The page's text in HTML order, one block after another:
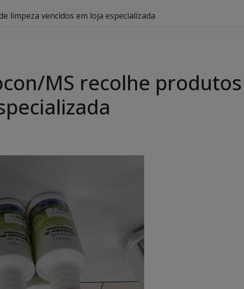
limpeza vencidos em loja especializada
MS recolhe